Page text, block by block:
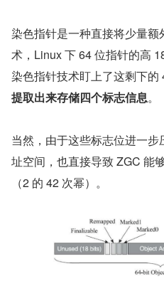
染色指针是一种直接将少量
术，Linux 下 64 位指针的高
染色指针技术盯上了这剩下的
提取出来存储四个标志信息。
当然，由于这些标志位进一
址空间，也直接导致 ZGC 能
（2 的 42 次幂）。